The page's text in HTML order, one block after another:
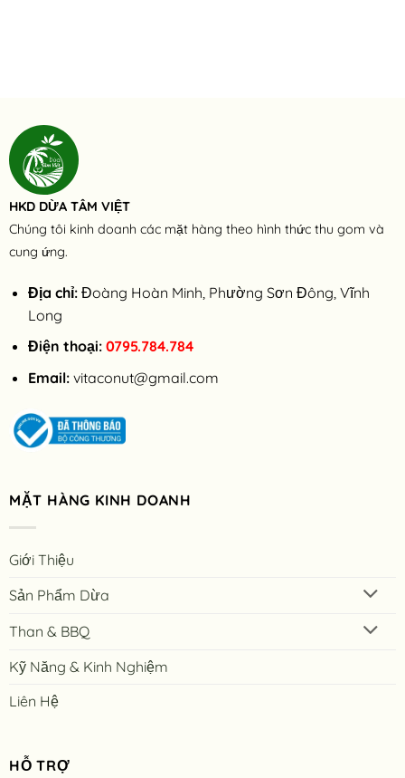
HKD DỪA TÂM VIỆT
Chúng tôi kinh doanh các mặt hàng theo hình thức thu gom và
cung ứng.
Địa chỉ:Đoàng Hoàn Minh, Phường Sơn Đông, Vĩnh
Long
Điện thoại: 0795.784.784
Email:vitaconut@gmail.com
MẶT HÀNG KINH DOANH
Giới Thiệu
Sản Phẩm Dừa
Than & BBQ
Kỹ Năng & Kinh Nghiệm
Liên Hệ
HỖ TRỢ